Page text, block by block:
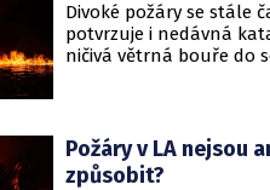
Divoké požáry se stále
potvrzuje i nedávná
ničivá větrná bouře do
Požáry v LA nejsou
způsobit?